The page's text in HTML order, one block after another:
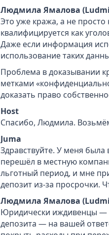
Людмила Ямалова
Это уже кража, а не
квалифицируется как
Даже если информация
использование таких
Проблема в доказывании
метками
доказать право
Host
Спасибо, Людмила.
Juma
Здравствуйте. У меня
перешёл в местную
льготный период, и мне
депозит из‑за просрочки.
Людмила Ямалова
Юридически иждивенцы —
депозита — на вашей